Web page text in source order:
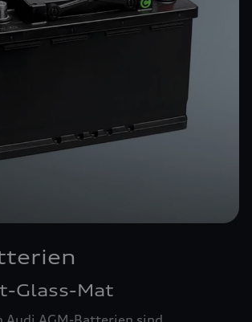
Glass-Mat